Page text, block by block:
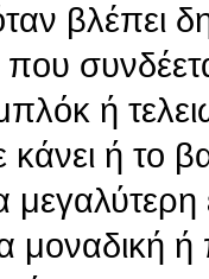
βλέπει
που
ή
κάνει ή